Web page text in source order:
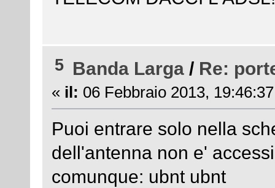
5 Banda Larga / Re:
« il: 06 Febbraio 2013,
Puoi entrare solo nella
dell'antenna non e'
comunque: ubnt ubnt